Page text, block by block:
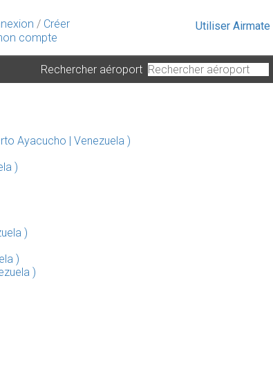
/ Créer
compte
Utiliser Airmate
Rechercher aéroport
Ayacucho | Venezuela )
)
)
)
)